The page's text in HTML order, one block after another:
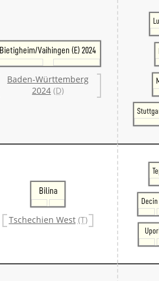
Bietigheim/Vaihingen (E) 2024
Baden-Württemberg
2024 (D)
Bilina
Tschechien West (T)
Decin